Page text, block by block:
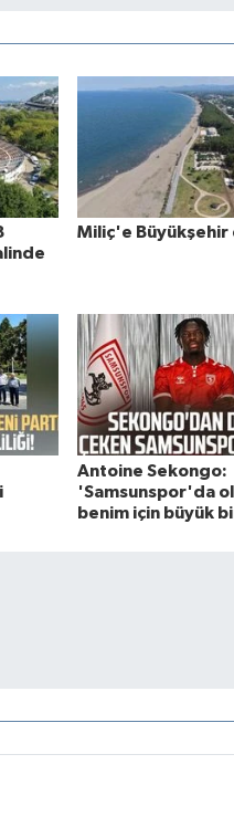
Miliç'e Büyükşehir
Antoine Sekongo:
'Samsunspor'da
benim için büyük